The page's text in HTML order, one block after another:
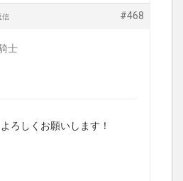
#468
信
士
ろしくお願いします！